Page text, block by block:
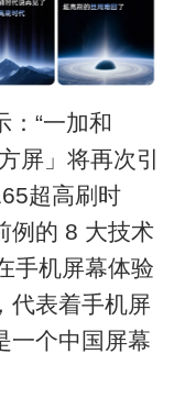
：“一加和
屏」将再次引
超高刷时
例的 8 大技术
手机屏幕体验
代表着手机屏
一个中国屏幕